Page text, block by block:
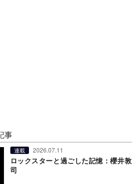
事
連載 2026.07.11
ロックスターと過ごした記憶：櫻井敦
司